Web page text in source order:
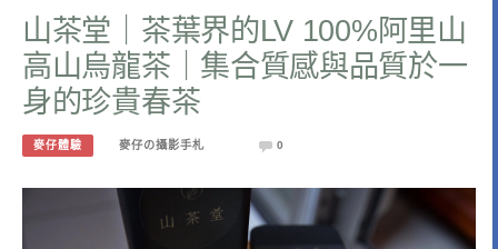
山茶堂｜茶葉界的LV 100%阿里山
高山烏龍茶｜集合質感與品質於一
身的珍貴春茶
麥仔體驗 麥仔の攝影手札 0